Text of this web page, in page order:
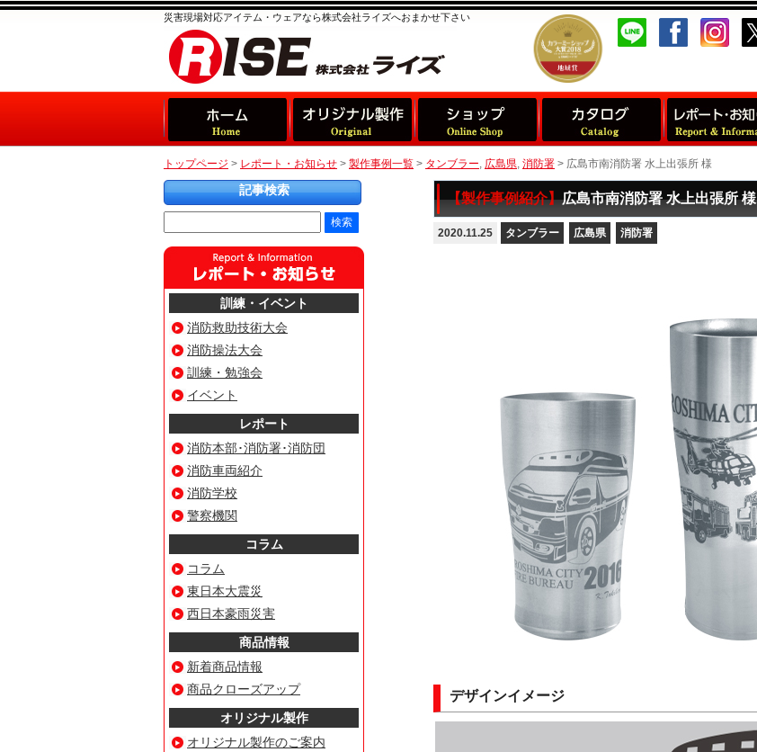
災害現場対応アイテム・ウェアなら株式会社ライズへおまかせ下さい
トップページ > レポート・お知らせ > 製作事例一覧 > タンブラー, 広島県, 消防署 > 広島市南消防署 水上出張所 様
【製作事例紹介】広島市南消防署 水上出張所 様
2020.11.25 タンブラー 広島県 消防署
デザインイメージ
記事検索
訓練・イベント
消防救助技術大会
消防操法大会
訓練・勉強会
イベント
レポート
消防本部･消防署･消防団
消防車両紹介
消防学校
警察機関
コラム
コラム
東日本大震災
西日本豪雨災害
商品情報
新着商品情報
商品クローズアップ
オリジナル製作
オリジナル製作のご案内